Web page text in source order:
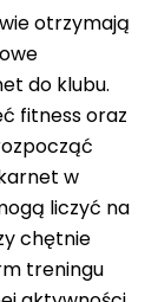
otrzymają
do klubu.
fitness oraz
w
liczyć na
chętnie
treningu